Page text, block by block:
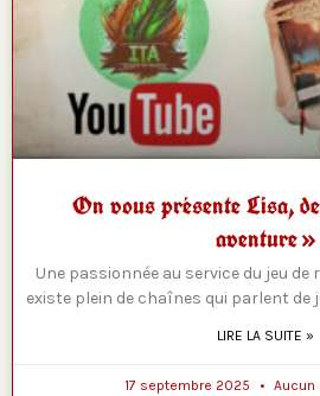
On vous présente Lisa,
aventure »
Une passionnée au service du jeu de
existe plein de chaînes qui parlent de
LIRE LA SUITE »
17 septembre 2025 Aucun